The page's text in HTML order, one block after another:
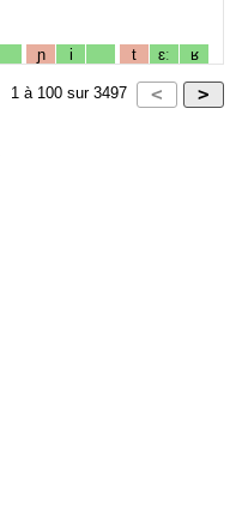
ɲ i t ɛː ʁ
1 à 100 sur 3497